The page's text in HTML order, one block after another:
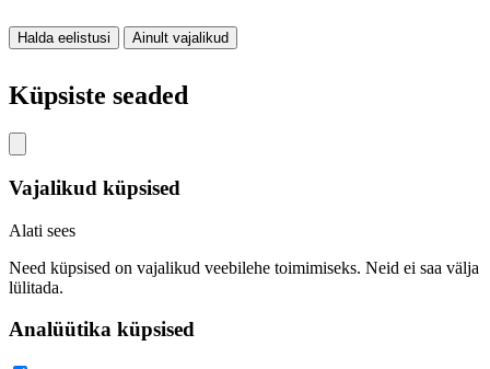
Halda eelistusi Ainult vajalikud
Küpsiste seaded
Vajalikud küpsised
Alati sees
Need küpsised on vajalikud veebilehe toimimiseks. Neid ei saa välja
lülitada.
Analüütika küpsised